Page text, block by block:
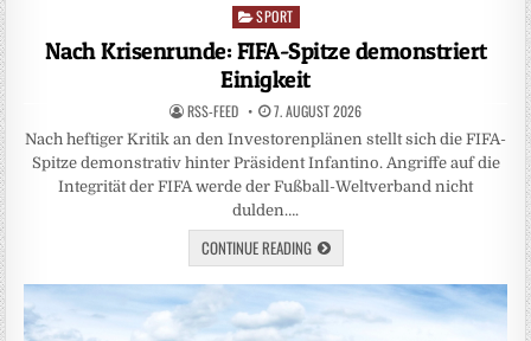
Posted
in
SPORT
Nach Krisenrunde: FIFA-Spitze demonstriert
Einigkeit
RSS-FEED 7. AUGUST 2026
Nach heftiger Kritik an den Investorenplänen stellt sich die FIFA-
Spitze demonstrativ hinter Präsident Infantino. Angriffe auf die
Integrität der FIFA werde der Fußball-Weltverband nicht
dulden….
CONTINUE READING